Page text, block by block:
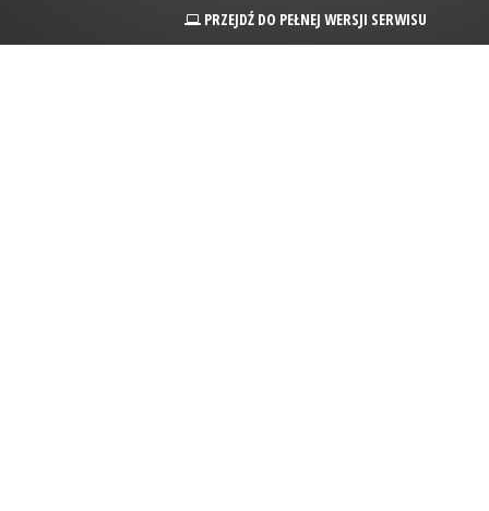
PRZEJDŹ DO PEŁNEJ WERSJI SERWISU